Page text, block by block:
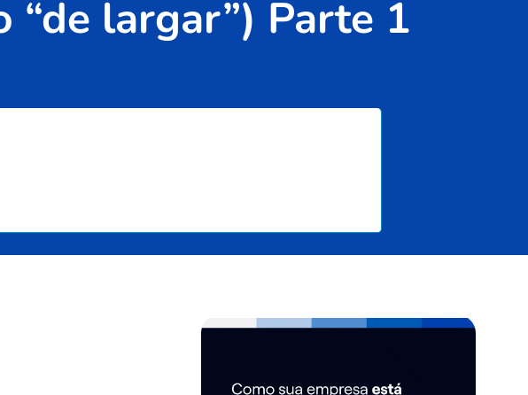
largar”) Parte 1